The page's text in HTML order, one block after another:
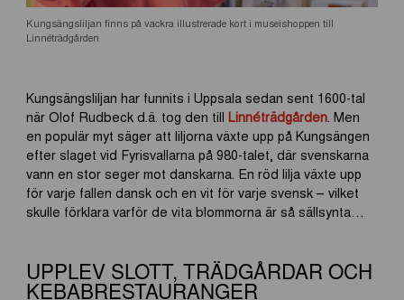
Kungsängsliljan finns på vackra illustrerade kort i museishoppen till
Linnéträdgården
Kungsängsliljan har funnits i Uppsala sedan sent 1600-tal
när Olof Rudbeck d.ä. tog den till Linnéträdgården. Men
en populär myt säger att liljorna växte upp på Kungsängen
efter slaget vid Fyrisvallarna på 980-talet, där svenskarna
vann en stor seger mot danskarna. En röd lilja växte upp
för varje fallen dansk och en vit för varje svensk – vilket
skulle förklara varför de vita blommorna är så sällsynta…
UPPLEV SLOTT, TRÄDGÅRDAR OCH
KEBABRESTAURANGER